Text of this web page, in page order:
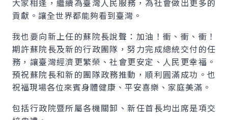
大家相逢，繼續為臺灣人民服務，為社會做出更多的
貢獻。讓全世界都能夠看到臺灣。
我也要向新上任的蘇院長說聲：加油！衝、衝、衝！
期許蘇院長及新的行政團隊，努力完成總統交付的任
務，讓臺灣經濟更繁榮、社會更安定、人民更幸福。
預祝蘇院長和新的團隊政務推動，順利圓滿成功。也
祝福現場各位來賓身體健康、平安喜樂、家庭美滿。
包括行政院暨所屬各機關卸、新任首長均出席是項交